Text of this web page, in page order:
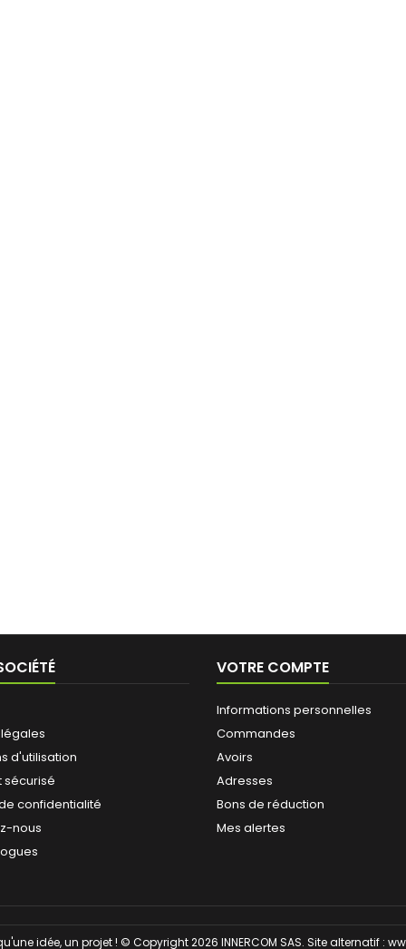
d'utilisation
sécurisé
confidentialité
nous
VOTRE COMPTE
Informations personnelles
Commandes
Avoirs
Adresses
Bons de réduction
Mes alertes
idée, un projet ! © Copyright 2026 INNERCOM SAS. Site alternatif :